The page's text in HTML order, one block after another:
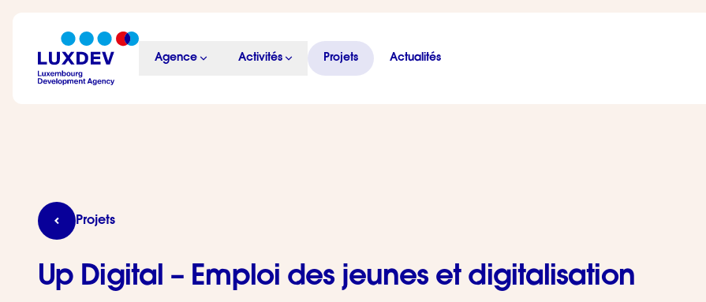
Agence Activités Projets Actualités
Up Digital – Emploi des jeunes et digitalisation
Projets
Up Digital – Emploi des jeunes et digitalisation